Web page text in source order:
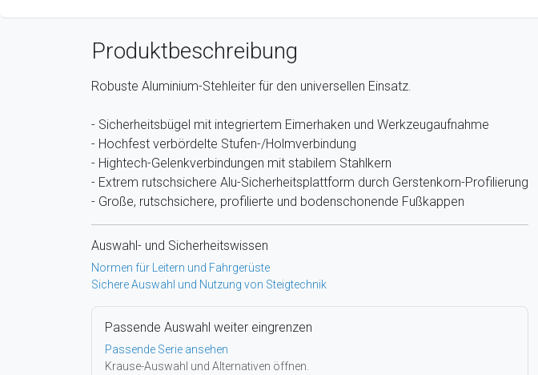
Produktbeschreibung
Robuste Aluminium-Stehleiter für den universellen Einsatz.
- Sicherheitsbügel mit integriertem Eimerhaken und Werkzeugaufnahme
- Hochfest verbördelte Stufen-/Holmverbindung
- Hightech-Gelenkverbindungen mit stabilem Stahlkern
- Extrem rutschsichere Alu-Sicherheitsplattform durch Gerstenkorn-Profilierung
- Große, rutschsichere, profilierte und bodenschonende Fußkappen
Auswahl- und Sicherheitswissen
Normen für Leitern und Fahrgerüste
Sichere Auswahl und Nutzung von Steigtechnik
Passende Auswahl weiter eingrenzen
Passende Serie ansehen
Krause-Auswahl und Alternativen öffnen.